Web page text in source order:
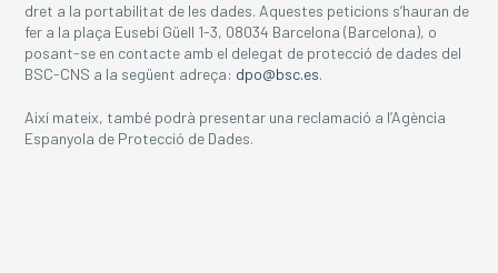
dret a la portabilitat de les dades. Aquestes peticions s’hauran de
fer a la plaça Eusebi Güell 1-3, 08034 Barcelona (Barcelona), o
posant-se en contacte amb el delegat de protecció de dades del
BSC-CNS a la següent adreça: dpo@bsc.es.
Així mateix, també podrà presentar una reclamació a l’Agència
Espanyola de Protecció de Dades.